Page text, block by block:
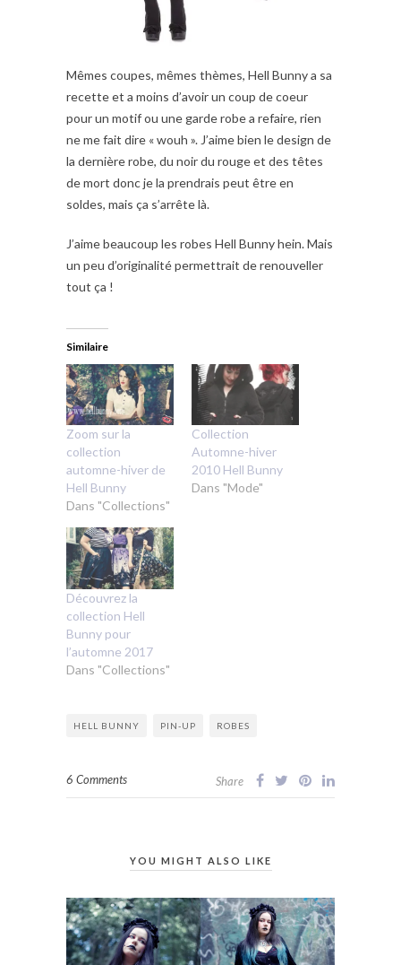
Mêmes coupes, mêmes thèmes, Hell Bunny a sa
recette et a moins d’avoir un coup de coeur
pour un motif ou une garde robe a refaire, rien
ne me fait dire « wouh ». J’aime bien le design de
la dernière robe, du noir du rouge et des têtes
de mort donc je la prendrais peut être en
soldes, mais ça s’arrête là.
J’aime beaucoup les robes Hell Bunny hein. Mais
un peu d’originalité permettrait de renouveller
tout ça !
Similaire
Zoom sur la
collection
automne-hiver de
Hell Bunny
Dans "Collections"
Collection
Automne-hiver
2010 Hell Bunny
Dans "Mode"
Découvrez la
collection Hell
Bunny pour
l’automne 2017
Dans "Collections"
HELL BUNNY PIN-UP ROBES
6 Comments Share
YOU MIGHT ALSO LIKE